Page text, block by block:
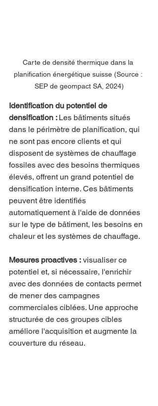
Carte de densité thermique dans la
planification énergétique suisse (Source :
SEP de geompact SA, 2024)
Identification du potentiel de
densification : Les bâtiments situés
dans le périmètre de planification, qui
ne sont pas encore clients et qui
disposent de systèmes de chauffage
fossiles avec des besoins thermiques
élevés, offrent un grand potentiel de
densification interne. Ces bâtiments
peuvent être identifiés
automatiquement à l'aide de données
sur le type de bâtiment, les besoins en
chaleur et les systèmes de chauffage.
Mesures proactives : visualiser ce
potentiel et, si nécessaire, l'enrichir
avec des données de contacts permet
de mener des campagnes
commerciales ciblées. Une approche
structurée de ces groupes cibles
améliore l'acquisition et augmente la
couverture du réseau.